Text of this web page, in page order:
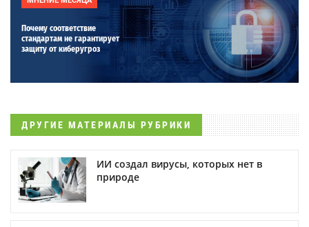
Почему соответствие
стандартам не гарантирует
защиту от киберугроз
ДРУГИЕ МАТЕРИАЛЫ РУБРИКИ
ИИ создал вирусы, которых нет в
природе